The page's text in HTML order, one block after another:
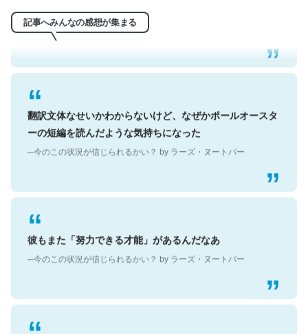
記事へみんなの感想が集まる
─今のこの状況が信じられるかい？ by ラーズ・ヌートバー
翻訳文体なせいかわからないけど、なぜかポールオースタ
ーの短編を読んだような気持ちになった
─今のこの状況が信じられるかい？ by ラーズ・ヌートバー
彼もまた「努力できる才能」があるんだなあ
─今のこの状況が信じられるかい？ by ラーズ・ヌートバー